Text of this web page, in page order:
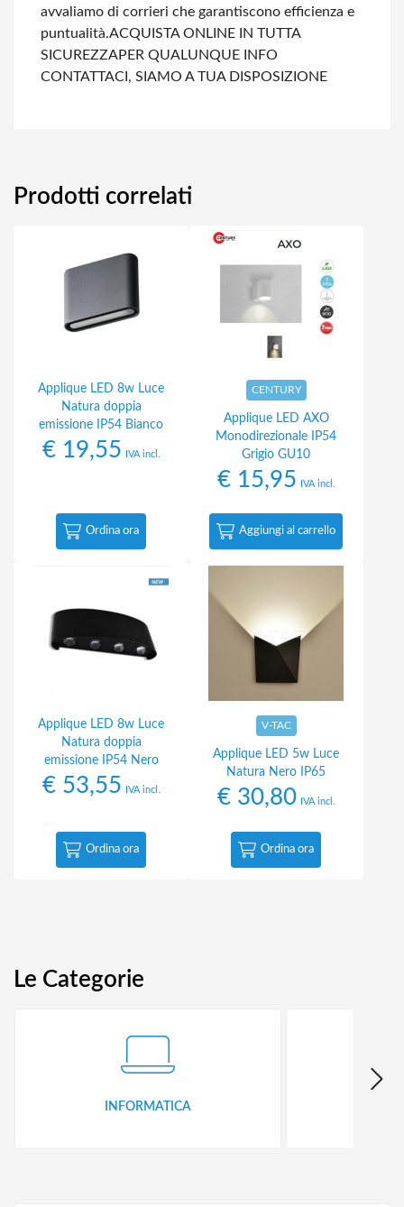
avvaliamo di corrieri che garantiscono efficienza e
puntualità.ACQUISTA ONLINE IN TUTTA
SICUREZZAPER QUALUNQUE INFO
CONTATTACI, SIAMO A TUA DISPOSIZIONE
Prodotti correlati
Applique LED 8w Luce
Natura doppia
emissione IP54 Bianco
€19,55 IVA incl.
Ordina ora
CENTURY
Applique LED AXO
Monodirezionale IP54
Grigio GU10
€15,95 IVA incl.
Aggiungi al carrello
Applique LED 8w Luce
Natura doppia
emissione IP54 Nero
€53,55 IVA incl.
Ordina ora
V-TAC
Applique LED 5w Luce
Natura Nero IP65
€30,80 IVA incl.
Ordina ora
Le Categorie
INFORMATICA